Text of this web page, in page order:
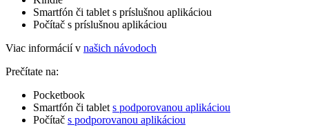
Smartfón či tablet s príslušnou aplikáciou
Počítač s príslušnou aplikáciou
Viac informácií v našich návodoch
Prečítate na:
Pocketbook
Smartfón či tablet s podporovanou aplikáciou
Počítač s podporovanou aplikáciou